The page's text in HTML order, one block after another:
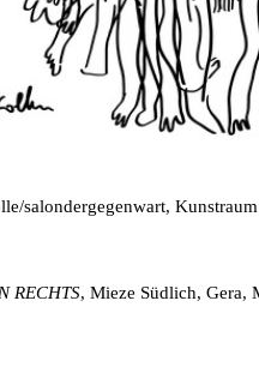
salondergegenwart,
RECHTS, Mieze Südlich, Gera,